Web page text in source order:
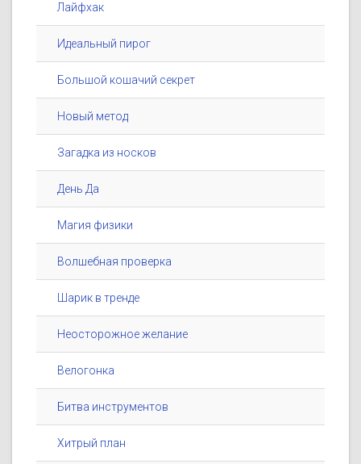
Лайфхак
Идеальный пирог
Большой кошачий секрет
Новый метод
Загадка из носков
День Да
Магия физики
Волшебная проверка
Шарик в тренде
Неосторожное желание
Велогонка
Битва инструментов
Хитрый план